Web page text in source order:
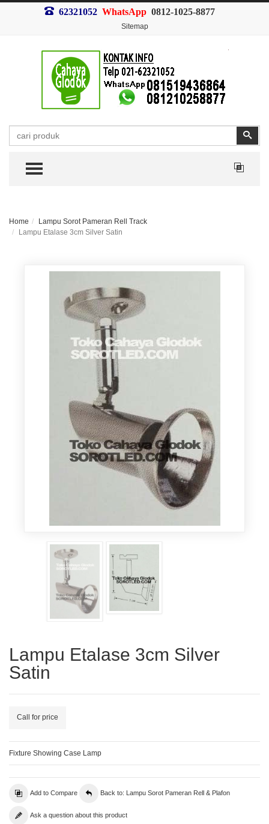
62321052 WhatsApp 0812-1025-8877
Sitemap
TOGGLE MENU
Home
Lampu Sorot Pameran Rell Track
Lampu Etalase 3cm Silver Satin
Lampu Etalase 3cm Silver
Satin
Call for price
Fixture Showing Case Lamp
Add to Compare Back to: Lampu Sorot Pameran Rell & Plafon
Ask a question about this product